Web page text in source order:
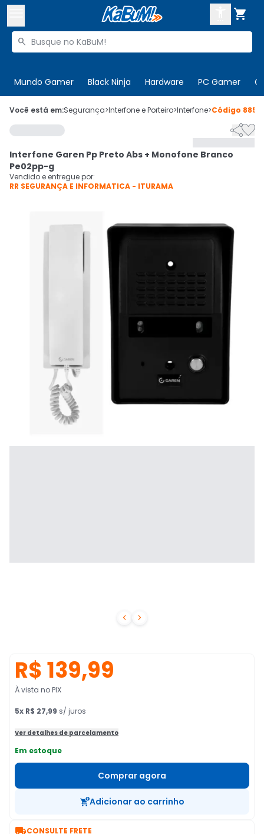

Buscar produtos

Mundo Gamer Black Ninja Hardware PC Gamer
 Olá. Acesse sua conta
 Departamentos
Cupons
Mais Vendidos
CADASTRE-SE
Você está em:Segurança>Interfone e Porteiro>Interfone>Código
 

Interfone Garen Pp Preto Abs + Monofone Branco
Pe02pp-g
Vendido e entregue por:
RR SEGURANÇA E INFORMATICA - ITURAMA
R$ 139,99
À vista no PIX
5x R$ 27,99 s/ juros
Ver detalhes de parcelamento
Em estoque
Comprar agora
Adicionar ao carrinho
CONSULTE FRETE